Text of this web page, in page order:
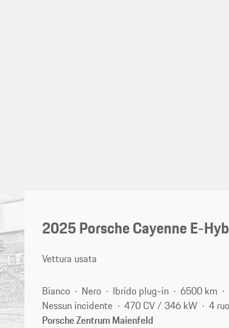
2025 Porsche Cayenne E-
Vettura usata
Bianco Nero Ibrido plug-in 6500 km
Nessun incidente
470 CV / 346 kW 4
Porsche Zentrum Maienfeld